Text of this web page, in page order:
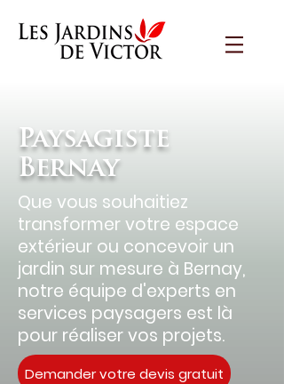
Paysagiste Bernay
Paysagiste
Bernay
Que vous souhaitiez
transformer votre espace
extérieur ou concevoir un
jardin sur mesure à Bernay,
notre équipe d'experts en
services paysagers est là
pour réaliser vos projets.
Demander votre devis gratuit